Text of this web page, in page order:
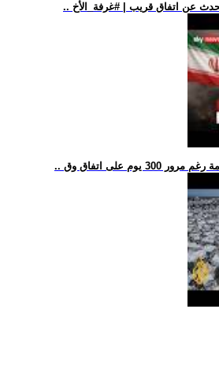
عن اتفاق قريب | #غرفة_الأخ
يوم على اتفاق وق